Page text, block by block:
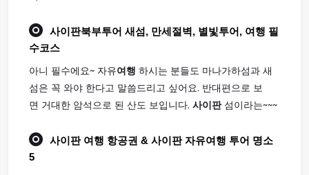
사이판북부투어 새섬, 만세절벽, 별빛투어, 여행 필
수코스
아니 필수에요~ 자유여행 하시는 분들도 마나가하섬과 새
섬은 꼭 와야 한다고 말씀드리고 싶어요. 반대편으로 보
면 거대한 암석으로 된 산도 보입니다. 사이판섬이라는~~~
사이판 여행 항공권 & 사이판 자유여행 투어 명소
5